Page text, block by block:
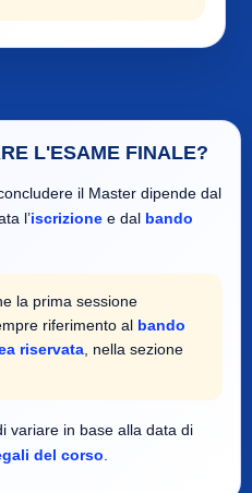
L'ESAME FINALE?
il Master dipende dal
l’iscrizione e dal bando
la prima sessione
riferimento al bando
riservata , nella sezione
variare in base alla data di
del corso